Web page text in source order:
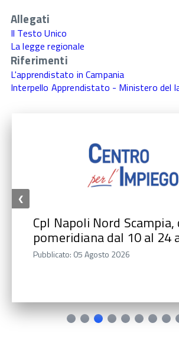
Allegati
Il Testo Unico
La legge regionale
Riferimenti
L'apprendistato in Campania
Interpello Apprendistato - Ministero del
CpI Napoli Nord Scampia,
pomeridiana dal 10 al 24
Pubblicato: 05 Agosto 2026
❮